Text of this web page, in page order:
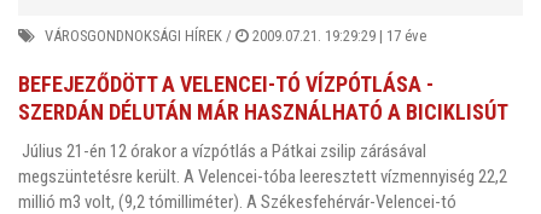
VÁROSGONDNOKSÁGI HÍREK / 2009.07.21. 19:29:29 | 17 éve
BEFEJEZŐDÖTT A VELENCEI-TÓ VÍZPÓTLÁSA -
SZERDÁN DÉLUTÁN MÁR HASZNÁLHATÓ A BICIKLISÚT
Július 21-én 12 órakor a vízpótlás a Pátkai zsilip zárásával
megszüntetésre került. A Velencei-tóba leeresztett vízmennyiség 22,2
millió m3 volt, (9,2 tómilliméter). A Székesfehérvár-Velencei-tó